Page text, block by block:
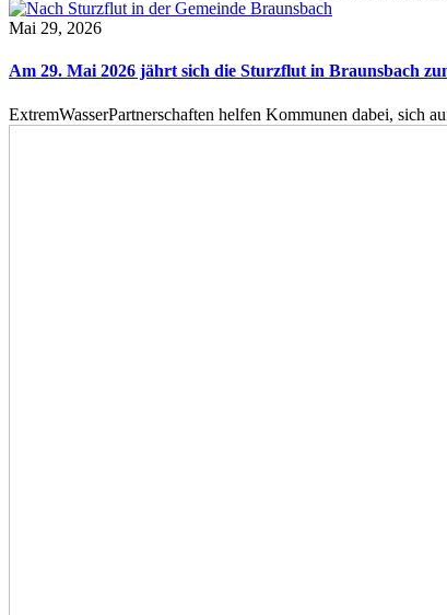
Mai 29, 2026
Am 29. Mai 2026 jährt sich die Sturzflut in Braunsbach
ExtremWasserPartnerschaften helfen Kommunen dabei, sich